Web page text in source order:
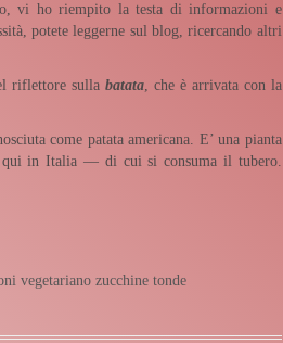
vi ho riempito la testa di informazioni e
potete leggerne sul blog, ricercando altri
riflettore sullabatata, che è arrivata con la
come patata americana. E’ una pianta
qui in Italia — di cui si consuma il tubero.
vegetariano zucchine tonde